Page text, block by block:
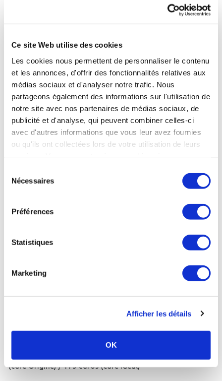
Ce site Web utilise des cookies
Les cookies nous permettent de personnaliser le contenu
et les annonces, d'offrir des fonctionnalités relatives aux
médias sociaux et d'analyser notre trafic. Nous
partageons également des informations sur l'utilisation de
notre site avec nos partenaires de médias sociaux, de
publicité et d'analyse, qui peuvent combiner celles-ci
avec d'autres informations que vous leur avez fournies
ou qu'ils ont collectées lors de votre utilisation de leurs
Nécessaires
Préférences
Statistiques
Marketing
Afficher les détails
OK
Brides-les-Bains (73) :Maigrir durablement- 285 euros
(cure Origine) / 175 euros (cure Idéal)
Eugénie-les-Bains (40) :Programme d'éducation
thérapeutique du patient destiné aux personnes atteintes
de maladies métaboliques et/ou d'obésité- 195 euros
Le Boulou (66) :Programme d'éducation thérapeutique
du patient destiné aux personnes atteintes de maladies
thérapeutique du patient intégré à la cure thermale pour
des personnes présentant un syndrome métabolique
- 209 euros
(cure Origine) / 175 euros (cure Idéal)